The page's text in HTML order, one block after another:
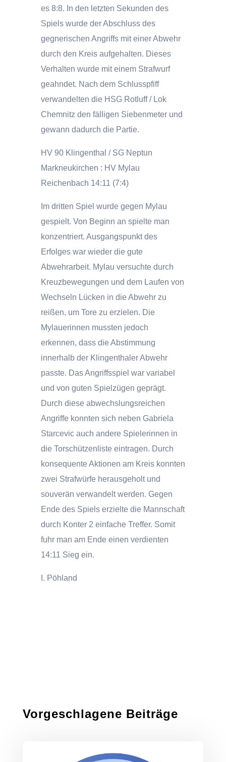
es 8:8. In den letzten Sekunden des
Spiels wurde der Abschluss des
gegnerischen Angriffs mit einer Abwehr
durch den Kreis aufgehalten. Dieses
Verhalten wurde mit einem Strafwurf
geahndet. Nach dem Schlusspfiff
verwandelten die HSG Rotluff / Lok
Chemnitz den fälligen Siebenmeter und
gewann dadurch die Partie.
HV 90 Klingenthal / SG Neptun
Markneukirchen : HV Mylau
Reichenbach 14:11 (7:4)
Im dritten Spiel wurde gegen Mylau
gespielt. Von Beginn an spielte man
konzentriert. Ausgangspunkt des
Erfolges war wieder die gute
Abwehrarbeit. Mylau versuchte durch
Kreuzbewegungen und dem Laufen von
Wechseln Lücken in die Abwehr zu
reißen, um Tore zu erzielen. Die
Mylauerinnen mussten jedoch
erkennen, dass die Abstimmung
innerhalb der Klingenthaler Abwehr
passte. Das Angriffsspiel war variabel
und von guten Spielzügen geprägt.
Durch diese abwechslungsreichen
Angriffe konnten sich neben Gabriela
Starcevic auch andere Spielerinnen in
die Torschützenliste eintragen. Durch
konsequente Aktionen am Kreis konnten
zwei Strafwürfe herausgeholt und
souverän verwandelt werden. Gegen
Ende des Spiels erzielte die Mannschaft
durch Konter 2 einfache Treffer. Somit
fuhr man am Ende einen verdienten
14:11 Sieg ein.
I. Pöhland
Vorgeschlagene Beiträge